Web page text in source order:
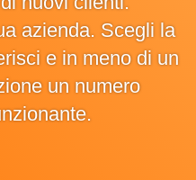
azienda. Scegli la
e in meno di un
un numero